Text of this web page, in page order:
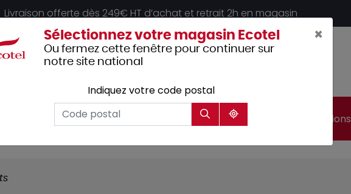
Livraison offerte dès 249€ HT d’achat et retrait 2h en magasin
Vêtements
professionnels
Hôtellerie Mobilier Promotions
×
Sélectionnez votre magasin Ecotel
Ou fermez cette fenêtre pour continuer sur
notre site national
Indiquez votre code postal